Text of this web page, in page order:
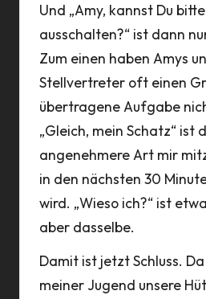
Und „Amy, kannst Du
ausschalten?“ ist dann
Zum einen haben Amys
Stellvertreter oft einen
übertragene Aufgabe
„Gleich, mein Schatz“ ist
angenehmere Art mir
in den nächsten 30
wird. „Wieso ich?“ ist
aber dasselbe.
Damit ist jetzt Schluss.
meiner Jugend unsere